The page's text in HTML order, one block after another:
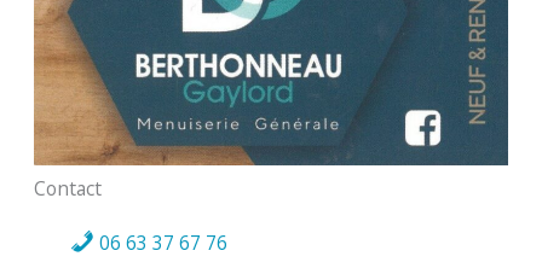
Contact
06 63 37 67 76